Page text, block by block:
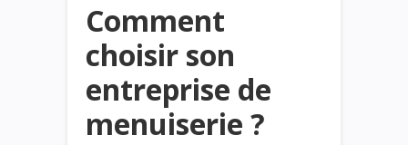
Comment
choisir son
entreprise de
menuiserie ?